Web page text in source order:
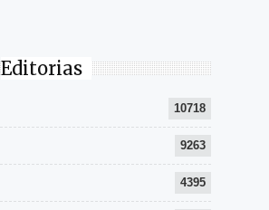
Editorias
10718
9263
4395